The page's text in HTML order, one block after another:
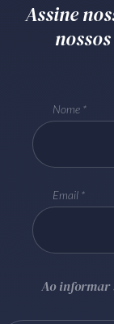
Assine
Nome
Email
Ao informar